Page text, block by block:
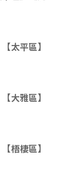
太平區】
大雅區】
梧棲區】